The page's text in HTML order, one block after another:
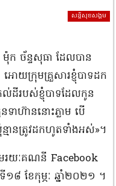
សន្តិសុខសង្គម
ម៉ុក ច័ន្ទសុធា ដែលបាន
អោយក្រុមគ្រួសារខ្ញុំបាទដក
ដីរបស់ខ្ញុំបាទដែលកូន
ហ៊ាននោះភ្លាម បើ
ានត្រូវដកហូតទាំងអស់»។
រយៈគណនី Facebook
៨ ខែកុម្ភៈ ឆ្នាំ២០២១ ។